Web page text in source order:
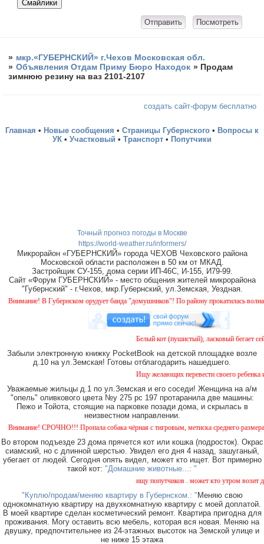
» мкр.«ГУБЕРНСКИЙ» г.Чехов Московская обл.
» Объявления Отдам Приму Бюро Находок » Продам
зимнюю резину на ваз 2101-2107
создать сайт-форум бесплатно
Главная • Новые сообщения • Страницы Губернского • Вопросы к
УК • Участковый • Транспорт • Попутчики
Точный прогноз погоды в Москве
https://world-weather.ru/informers/
Микрорайон «ГУБЕРНСКИЙ» города ЧЕХОВ Чеховского района
Московской области расположен в 50 км от МКАД.
Застройщик СУ-155, дома серии ИП-46С, И-155, И79-99.
Сайт «Форум ГУБЕРНСКИЙ» - место общения жителей микрорайона
"Губернский" - г.Чехов, мкр.Губернский, ул.Земская, Уездная.
В Губернском орудует банда "домушников"! По району прокатилась волна
Белый кот (пушистый), ласковый бегает
Забыли электронную книжку PocketBook на детской площадке возле
д.10 на ул.Земская! Готовы отблагодарить нашедшего.
Ищу желающих перевести своего ребенка
Уважаемые жильцы д.1 по ул.Земская и его соседи! Женщина на а/м
"опель" оливкового цвета №у 275 рс 197 протаранила две машины:
Пежо и Тойота, стоящие на парковке позади дома, и скрылась в
неизвестном направлении.
СРОЧНО!!! Пропала собака чёрная с тигровым, метиска среднего размера,
Во втором подъезде 23 дома прячется кот или кошка (подросток). Окрас
сиамский, но с длинной шерстью. Увидел его дня 4 назад, зашуганый,
убегает от людей. Сегодня опять видел, может кто ищет. Вот примерно
такой кот: "Домашние животные...: "
ищу попутчиков . может кто утром возит
"Куплю/продам/меняю квартиру в Губернском.: " Меняю свою
однокомнатную квартиру на двухкомнатную квартиру с моей доплатой.
В моей квартире сделан косметический ремонт. Квартира пригодна для
проживания. Могу оставить всю мебель, которая вся новая. Меняю на
двушку, предпочтительнее из 24-этажных высоток на Земской улице и
не ниже 15 этажа